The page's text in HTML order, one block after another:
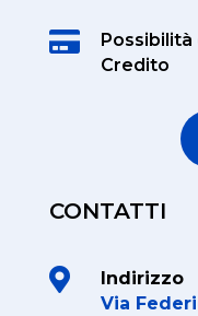

Credito
CONTATTI

Indirizzo
Via